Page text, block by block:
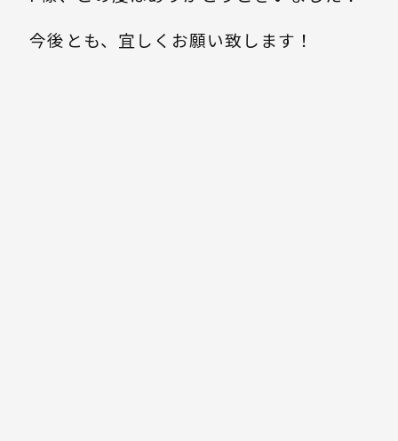
今後とも、宜しくお願い致します！